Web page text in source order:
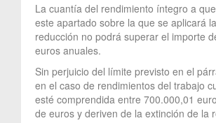
La cuantía del rendimiento íntegro a
este apartado sobre la que se aplicará
reducción no podrá superar el importe
euros anuales.
Sin perjuicio del límite previsto en el
en el caso de rendimientos del trabajo
esté comprendida entre 700.000,01
de euros y deriven de la extinción de la